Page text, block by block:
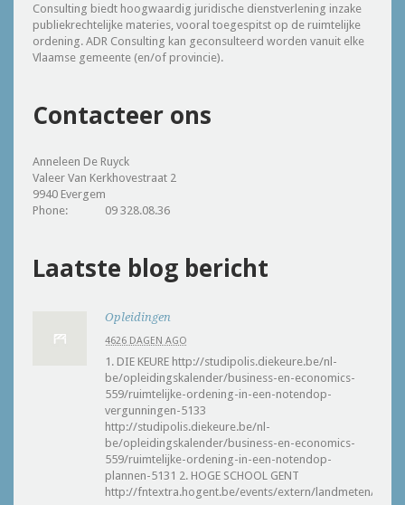
Consulting biedt hoogwaardig juridische dienstverlening inzake
publiekrechtelijke materies, vooral toegespitst op de ruimtelijke
ordening. ADR Consulting kan geconsulteerd worden vanuit elke
Vlaamse gemeente (en/of provincie).
Contacteer ons
Anneleen De Ruyck
Valeer Van Kerkhovestraat 2
9940 Evergem
Phone:
09 328.08.36
Laatste blog bericht
Opleidingen
4626 DAGEN AGO
1. DIE KEURE http://studipolis.diekeure.be/nl-
be/opleidingskalender/business-en-economics-
559/ruimtelijke-ordening-in-een-notendop-
vergunningen-5133
http://studipolis.diekeure.be/nl-
be/opleidingskalender/business-en-economics-
559/ruimtelijke-ordening-in-een-notendop-
plannen-5131 2. HOGE SCHOOL GENT
http://fntextra.hogent.be/events/extern/landmeten/